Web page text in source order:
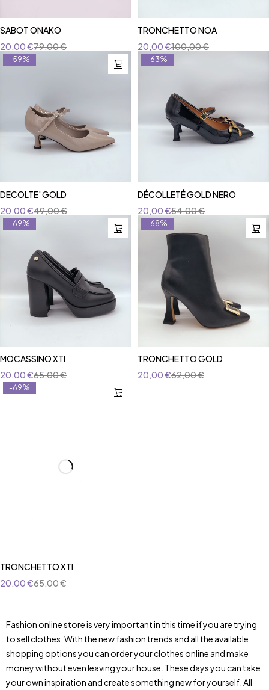
SABOT ONAKO
79,00€
20,00€
TRONCHETTO NOA
100,00€
20,00€
-59%
DECOLTE' GOLD
49,00€
20,00€
-63%
DÉCOLLETÉ GOLD NERO
54,00€
20,00€
-69%
MOCASSINO XTI
65,00€
20,00€
-68%
TRONCHETTO GOLD
62,00€
20,00€
-69%
TRONCHETTO XTI
65,00€
20,00€
Fashion online store is very important in this time if you are trying
to sell clothes. With the new fashion trends and all the available
shopping options you can order your clothes online and make
money without even leaving your house. These days you can take
your own inspiration and create something new for yourself. All